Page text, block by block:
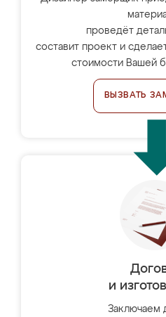
проведёт
составит проект и
стоимости Вашей
ВЫЗВАТЬ
и
Заключаем